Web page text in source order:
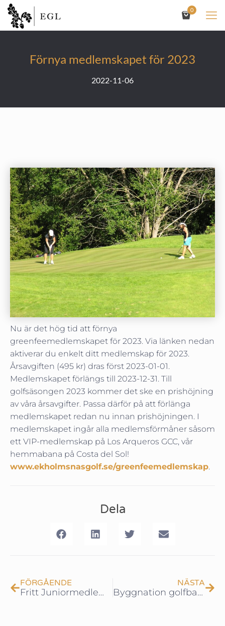
0
Förnya medlemskapet för 2023
2022-11-06
Nu är det hög tid att förnya
greenfeemedlemskapet för 2023. Via länken nedan
aktiverar du enkelt ditt medlemskap för 2023.
Årsavgiften (495 kr) dras först 2023-01-01.
Medlemskapet förlängs till 2023-12-31. Till
golfsäsongen 2023 kommer det ske en prishöjning
av våra årsavgifter. Passa därför på att förlänga
medlemskapet redan nu innan prishöjningen. I
medlemskapet ingår alla medlemsförmåner såsom
ett VIP-medlemskap på Los Arqueros GCC, vår
hemmabana på Costa del Sol!
www.ekholmsnasgolf.se/greenfeemedlemskap.
Dela
FÖRGÅENDE
Fritt Juniormedlemskap!
NÄSTA
Byggnation golfbanan – Del 13